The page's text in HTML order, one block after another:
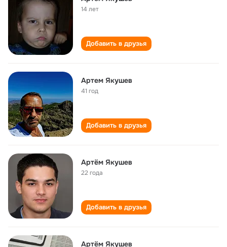
14 лет
Добавить в друзья
Артем Якушев
41 год
Добавить в друзья
Артём Якушев
22 года
Добавить в друзья
Артём Якушев